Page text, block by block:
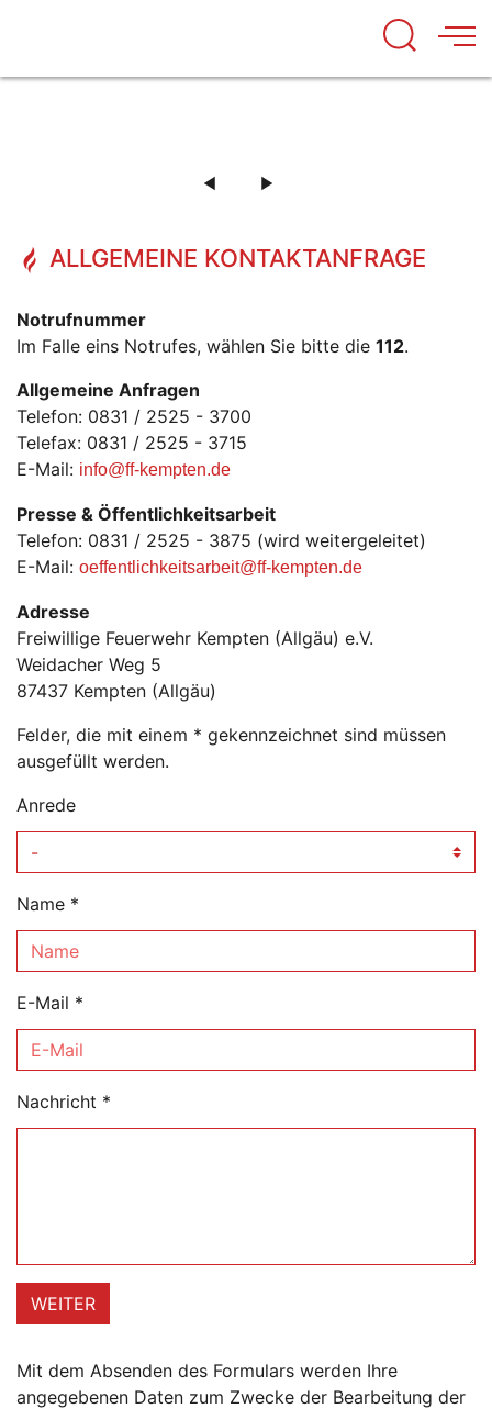
DIE TECHNIK UND FAHRZEUGE DER FEUERWEHR
DIE AUSBILDUNG BEI DER FEUERWEHR
ENGAGIERE DICH JETZT!
ALLGEMEINE KONTAKTANFRAGE
Notrufnummer
Im Falle eins Notrufes, wählen Sie bitte die 112.
Allgemeine Anfragen
Telefon: 0831 / 2525 - 3700
Telefax: 0831 / 2525 - 3715
E-Mail: info@ff-kempten.de
Presse & Öffentlichkeitsarbeit
Telefon: 0831 / 2525 - 3875 (wird weitergeleitet)
E-Mail: oeffentlichkeitsarbeit@ff-kempten.de
Adresse
Freiwillige Feuerwehr Kempten (Allgäu) e.V.
Weidacher Weg 5
87437 Kempten (Allgäu)
Felder, die mit einem * gekennzeichnet sind müssen
ausgefüllt werden.
Anrede
Name *
E-Mail *
Nachricht *
WEITER
Mit dem Absenden des Formulars werden Ihre
angegebenen Daten zum Zwecke der Bearbeitung der